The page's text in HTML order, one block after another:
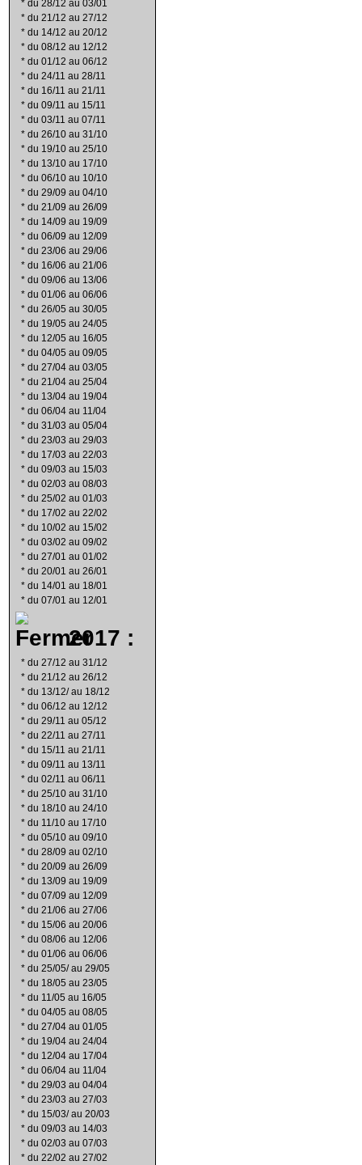
* du 28/12 au 03/01
* du 21/12 au 27/12
* du 14/12 au 20/12
* du 08/12 au 12/12
* du 01/12 au 06/12
* du 24/11 au 28/11
* du 16/11 au 21/11
* du 09/11 au 15/11
* du 03/11 au 07/11
* du 26/10 au 31/10
* du 19/10 au 25/10
* du 13/10 au 17/10
* du 06/10 au 10/10
* du 29/09 au 04/10
* du 21/09 au 26/09
* du 14/09 au 19/09
* du 06/09 au 12/09
* du 23/06 au 29/06
* du 16/06 au 21/06
* du 09/06 au 13/06
* du 01/06 au 06/06
* du 26/05 au 30/05
* du 19/05 au 24/05
* du 12/05 au 16/05
* du 04/05 au 09/05
* du 27/04 au 03/05
* du 21/04 au 25/04
* du 13/04 au 19/04
* du 06/04 au 11/04
* du 31/03 au 05/04
* du 23/03 au 29/03
* du 17/03 au 22/03
* du 09/03 au 15/03
* du 02/03 au 08/03
* du 25/02 au 01/03
* du 17/02 au 22/02
* du 10/02 au 15/02
* du 03/02 au 09/02
* du 27/01 au 01/02
* du 20/01 au 26/01
* du 14/01 au 18/01
* du 07/01 au 12/01
2017 :
* du 27/12 au 31/12
* du 21/12 au 26/12
* du 13/12/ au 18/12
* du 06/12 au 12/12
* du 29/11 au 05/12
* du 22/11 au 27/11
* du 15/11 au 21/11
* du 09/11 au 13/11
* du 02/11 au 06/11
* du 25/10 au 31/10
* du 18/10 au 24/10
* du 11/10 au 17/10
* du 05/10 au 09/10
* du 28/09 au 02/10
* du 20/09 au 26/09
* du 13/09 au 19/09
* du 07/09 au 12/09
* du 21/06 au 27/06
* du 15/06 au 20/06
* du 08/06 au 12/06
* du 01/06 au 06/06
* du 25/05/ au 29/05
* du 18/05 au 23/05
* du 11/05 au 16/05
* du 04/05 au 08/05
* du 27/04 au 01/05
* du 19/04 au 24/04
* du 12/04 au 17/04
* du 06/04 au 11/04
* du 29/03 au 04/04
* du 23/03 au 27/03
* du 15/03/ au 20/03
* du 09/03 au 14/03
* du 02/03 au 07/03
* du 22/02 au 27/02